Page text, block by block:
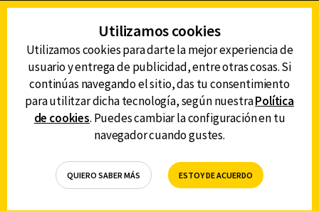
AVISO DE PRIVACIDAD
AVISO LEGAL
DEFENSORÍA DE LAS AUDIENCIAS
DESCARGA LA APP DE CANAL 6
Utilizamos cookies
Utilizamos cookies para darte la mejor experiencia de
usuario y entrega de publicidad, entre otras cosas. Si
continúas navegando el sitio, das tu consentimiento
para utilitzar dicha tecnología, según nuestraPolítica
de cookies. Puedes cambiar la configuración en tu
navegador cuando gustes.
QUIERO SABER MÁS ESTOY DE ACUERDO